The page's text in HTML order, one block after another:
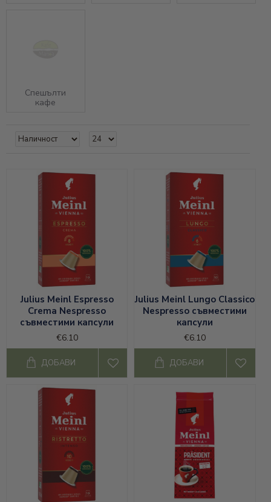
Спешълти
кафе
Julius Meinl Espresso
Crema Nespresso
съвместими капсули
€6.10
ДОБАВИ
Julius Meinl Lungo Classico
Nespresso съвместими
капсули
€6.10
ДОБАВИ